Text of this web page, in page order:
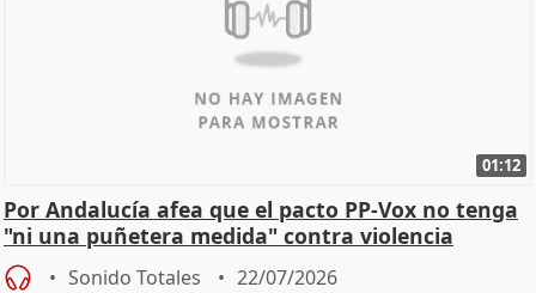
01:12
Por Andalucía afea que el pacto PP-Vox no tenga
"ni una puñetera medida" contra violencia
machista
Sonido Totales 22/07/2026